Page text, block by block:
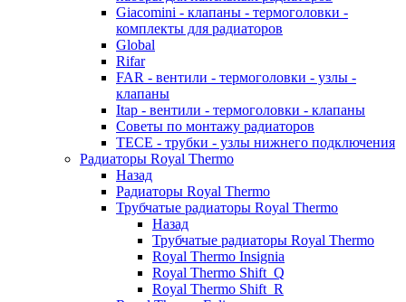
Giacomini - клапаны - термоголовки -
комплекты для радиаторов
Global
Rifar
FAR - вентили - термоголовки - узлы -
клапаны
Itap - вентили - термоголовки - клапаны
Советы по монтажу радиаторов
TECE - трубки - узлы нижнего подключения
Радиаторы Royal Thermo
Назад
Радиаторы Royal Thermo
Трубчатые радиаторы Royal Thermo
Назад
Трубчатые радиаторы Royal Thermo
Royal Thermo Insignia
Royal Thermo Shift_Q
Royal Thermo Shift_R